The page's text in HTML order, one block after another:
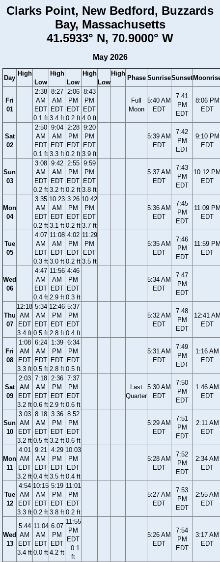
Clarks Point, New Bedford, Buzzards
Bay, Massachusetts
41.5933° N, 70.9000° W
May 2026
Day
High
Low
High
Low
High
Low
High
Phase SunriseSunset
Fri
01
2:38
AM
EDT
0.1 ft
8:27
AM
EDT
3.4 ft
2:06
PM
EDT
0.2 ft
8:43
PM
EDT
4.0 ft
Full
Moon
5:40 AM
EDT
7:41
PM
EDT
8:06 PM
EDT
Sat
02
2:50
AM
EDT
0.1 ft
9:04
AM
EDT
3.3 ft
2:28
PM
EDT
0.2 ft
9:20
PM
EDT
3.9 ft
5:39 AM
EDT
7:42
PM
EDT
9:10 PM
EDT
Sun
03
3:08
AM
EDT
0.2 ft
9:42
AM
EDT
3.2 ft
2:55
PM
EDT
0.2 ft
9:59
PM
EDT
3.8 ft
5:37 AM
EDT
7:43
PM
EDT
10:12
EDT
Mon
04
3:35
AM
EDT
0.2 ft
10:23
AM
EDT
3.1 ft
3:26
PM
EDT
0.2 ft
10:42
PM
EDT
3.7 ft
5:36 AM
EDT
7:45
PM
EDT
11:09
EDT
Tue
05
4:07
AM
EDT
0.3 ft
11:08
AM
EDT
3.0 ft
4:02
PM
EDT
0.2 ft
11:29
PM
EDT
3.5 ft
5:35 AM
EDT
7:46
PM
EDT
11:59
EDT
Wed
06
4:47
AM
EDT
0.4 ft
11:56
AM
EDT
2.9 ft
4:46
PM
EDT
0.3 ft
5:34 AM
EDT
7:47
PM
EDT
Thu
07
12:18
AM
EDT
3.4 ft
5:34
AM
EDT
0.5 ft
12:46
PM
EDT
2.8 ft
5:37
PM
EDT
0.4 ft
5:32 AM
EDT
7:48
PM
EDT
12:41
EDT
Fri
08
1:08
AM
EDT
3.3 ft
6:24
AM
EDT
0.5 ft
1:39
PM
EDT
2.8 ft
6:34
PM
EDT
0.5 ft
5:31 AM
EDT
7:49
PM
EDT
1:16 AM
EDT
Sat
09
2:03
AM
EDT
3.2 ft
7:18
AM
EDT
0.6 ft
2:36
PM
EDT
2.9 ft
7:37
PM
EDT
0.6 ft
Last
Quarter
5:30 AM
EDT
7:50
PM
EDT
1:46 AM
EDT
Sun
10
3:03
AM
EDT
3.2 ft
8:18
AM
EDT
0.5 ft
3:36
PM
EDT
3.2 ft
8:52
PM
EDT
0.6 ft
5:29 AM
EDT
7:51
PM
EDT
2:11 AM
EDT
Mon
11
4:01
AM
EDT
3.2 ft
9:21
AM
EDT
0.4 ft
4:29
PM
EDT
3.5 ft
10:03
PM
EDT
0.4 ft
5:28 AM
EDT
7:52
PM
EDT
2:34 AM
EDT
Tue
12
4:54
AM
EDT
3.3 ft
10:15
AM
EDT
0.2 ft
5:19
PM
EDT
3.8 ft
11:01
PM
EDT
0.2 ft
5:27 AM
EDT
7:53
PM
EDT
2:55 AM
EDT
Wed
13
5:44
AM
EDT
3.4 ft
11:04
AM
EDT
0.0 ft
6:07
PM
EDT
4.2 ft
11:55
PM
EDT
−0.1
ft
5:26 AM
EDT
7:54
PM
EDT
3:17 AM
EDT